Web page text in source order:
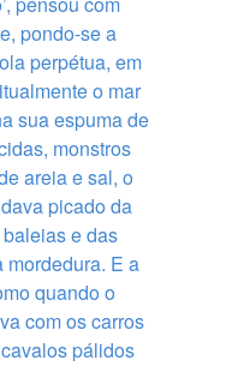
pondo-se a
perpétua, em
o mar
sua espuma de
monstros
areia e sal, o
picado da
e das
mordedura. E a
quando o
com os carros
pálidos